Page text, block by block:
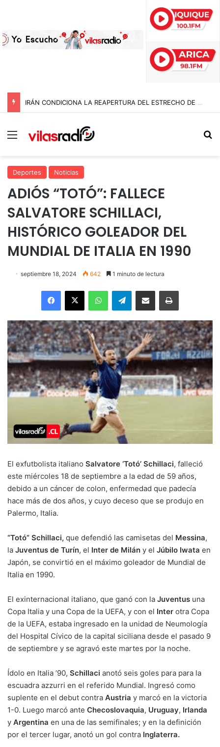
IRÁN CONDICIONA LA REAPERTURA DEL ESTRECHO DE ORMUZ Y EXIGE A ESTADOS UNIDOS EL FIN DEL BLOQUEO Y REPARACIONES DE GUERRA
Menú
Deportes Noticias
ADIÓS “TOTÓ”: FALLECE
SALVATORE SCHILLACI,
HISTÓRICO GOLEADOR DEL
MUNDIAL DE ITALIA EN 1990
septiembre 18, 2024 642 1 minuto de lectura
Facebook
X WhatsAppTelegramEnviar vía email Imprimir
El exfutbolista italiano Salvatore ‘Totó’ Schillaci, falleció
este miércoles 18 de septiembre a la edad de 59 años,
debido a un cáncer de colon, enfermedad que padecía
hace más de dos años, y cuyo deceso que se produjo en
Palermo, Italia.
“Totó” Schillaci, que defendió las camisetas del Messina,
la Juventus de Turín, el Inter de Milán y el Júbilo Iwata en
Japón, se convirtió en el máximo goleador de Mundial de
Italia en 1990.
El exinternacional italiano, que ganó con la Juventus una
Copa Italia y una Copa de la UEFA, y con el Inter otra Copa
de la UEFA, estaba ingresado en la unidad de Neumología
del Hospital Cívico de la capital siciliana desde el pasado 9
de septiembre y se agravó este martes por la noche.
Ídolo en Italia ’90, Schillaci anotó seis goles para para la
escuadra azzurri en el referido Mundial. Ingresó como
suplente en el debut contra Austria y marcó en la victoria
1-0. Luego marcó ante Checoslovaquia, Uruguay, Irlanda
y Argentina en una de las semifinales; y en la definición
por el tercer lugar, anotó un gol contra Inglaterra.